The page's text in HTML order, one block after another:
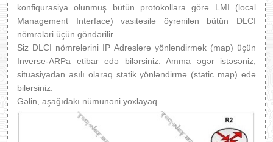
konfiqurasiya olunmuş bütün protokollara görə LMI (local
Management Interface) vasitəsilə öyrənilən bütün DLCI
nömrələri üçün göndərilir.
Siz DLCI nömrələrini IP Adreslərə yönləndirmək (map) üçün
Inverse-ARPa etibar edə bilərsiniz. Amma əgər istəsəniz,
situasiyadan asılı olaraq statik yönləndirmə (static map) edə
bilərsiniz.
Gəlin, aşağıdakı nümunəni yoxlayaq.